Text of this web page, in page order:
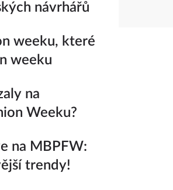
návrhářů
weeku, které
weeku
na
Weeku?
na MBPFW:
trendy!